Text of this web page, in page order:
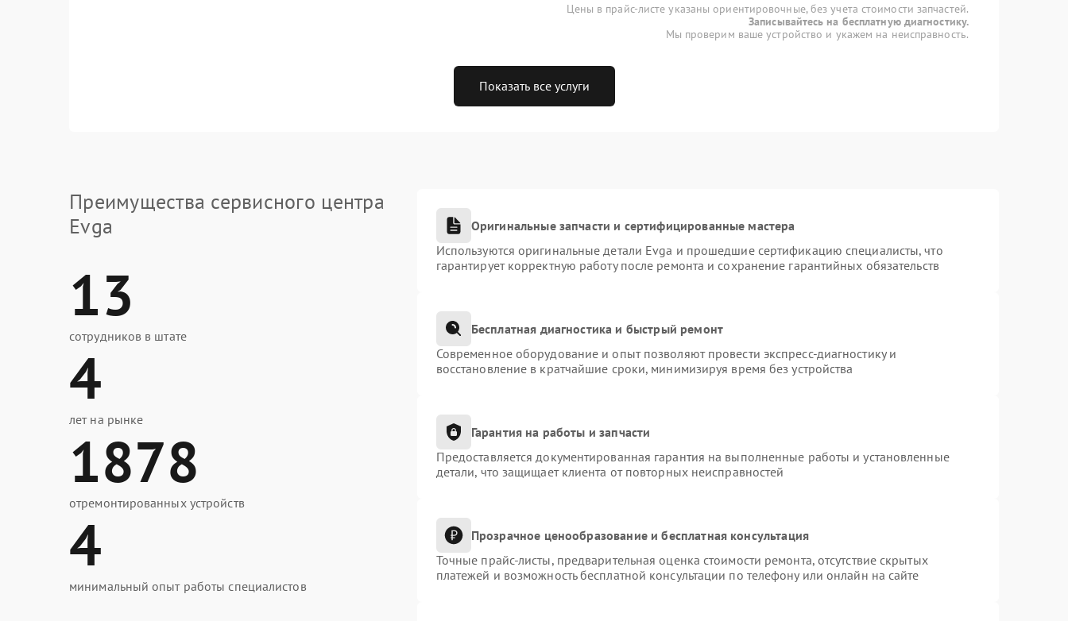
Цены в прайс-листе указаны ориентировочные, без учета стоимости запчастей.
Записывайтесь на бесплатную диагностику.
Мы проверим ваше устройство и укажем на неисправность.
Показать все услуги
Преимущества сервисного центра
Evga
13
сотрудников в штате
4
лет на рынке
1878
отремонтированных устройств
4
минимальный опыт работы специалистов
Оригинальные запчасти и сертифицированные мастера
Используются оригинальные детали Evga и прошедшие сертификацию специалисты, что
гарантирует корректную работу после ремонта и сохранение гарантийных обязательств
Бесплатная диагностика и быстрый ремонт
Современное оборудование и опыт позволяют провести экспресс-диагностику и
восстановление в кратчайшие сроки, минимизируя время без устройства
Гарантия на работы и запчасти
Предоставляется документированная гарантия на выполненные работы и установленные
детали, что защищает клиента от повторных неисправностей
Прозрачное ценообразование и бесплатная консультация
Точные прайс-листы, предварительная оценка стоимости ремонта, отсутствие скрытых
платежей и возможность бесплатной консультации по телефону или онлайн на сайте